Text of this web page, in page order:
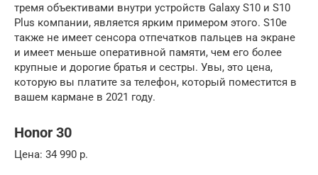
тремя объективами внутри устройств Galaxy S10 и S10
Plus компании, является ярким примером этого. S10e
также не имеет сенсора отпечатков пальцев на экране
и имеет меньше оперативной памяти, чем его более
крупные и дорогие братья и сестры. Увы, это цена,
которую вы платите за телефон, который поместится в
вашем кармане в 2021 году.
Honor 30
Цена: 34 990 р.